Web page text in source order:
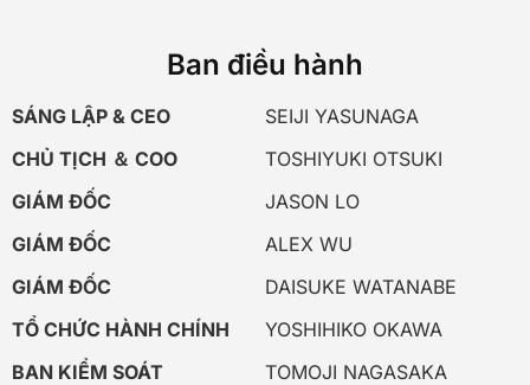
Ban điều hành
SÁNG LẬP & CEO
SEIJI YASUNAGA
CHỦ TỊCH ＆ COO
TOSHIYUKI OTSUKI
GIÁM ĐỐC
JASON LO
GIÁM ĐỐC
ALEX WU
GIÁM ĐỐC
DAISUKE WATANABE
TỔ CHỨC HÀNH CHÍNH
YOSHIHIKO OKAWA
BAN KIỂM SOÁT
TOMOJI NAGASAKA